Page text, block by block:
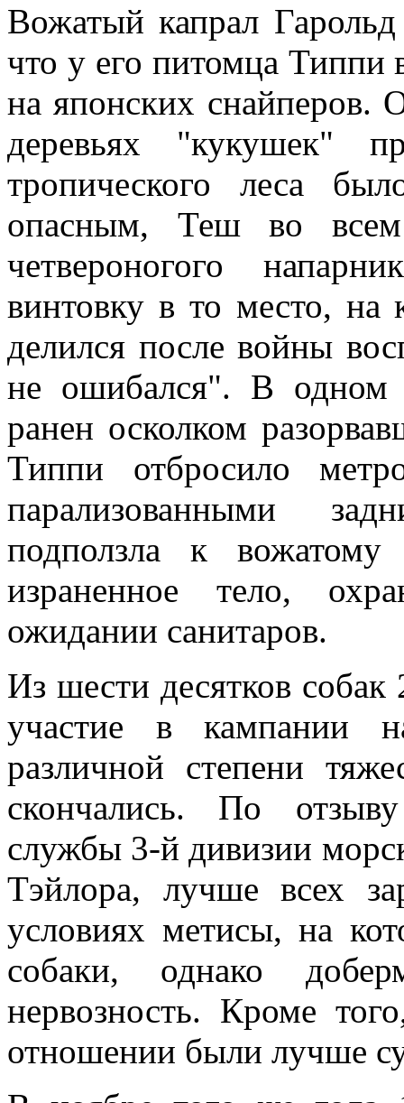
Вожатый капрал
что у его питомца Типпи
на японских снайперов.
деревьях "кукушек"
тропического леса
опасным, Теш во всем
четвероногого
винтовку в то место, на
делился после войны
не ошибался". В
ранен осколком
Типпи отбросило
парализованными
подползла к
израненное тело,
ожидании санитаров.
Из шести десятков
участие в кампании
различной степени
скончались. По
службы 3-й дивизии
Тэйлора, лучше всех
условиях метисы, на
собаки, однако
нервозность. Кроме
отношении были лучше